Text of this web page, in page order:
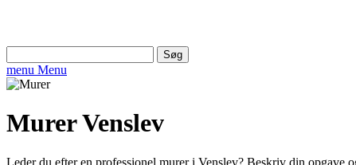
efter:
menu Menu
Murer Venslev
Leder du efter en professionel murer i Venslev? Beskriv din opgave